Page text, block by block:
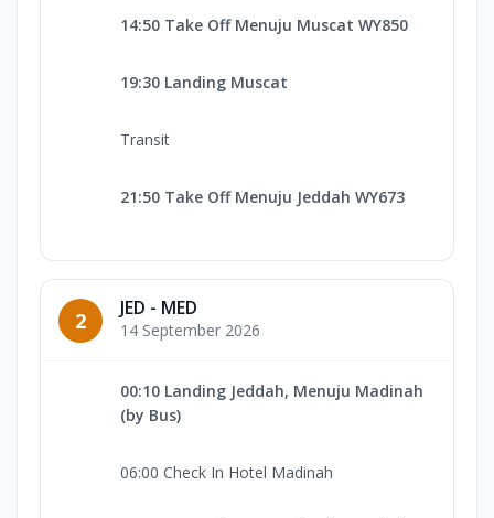
14:50 Take Off Menuju Muscat WY850
19:30 Landing Muscat
Transit
21:50 Take Off Menuju Jeddah WY673
2 JED - MED
14 September 2026
00:10 Landing Jeddah, Menuju Madinah
(by Bus)
06:00 Check In Hotel Madinah